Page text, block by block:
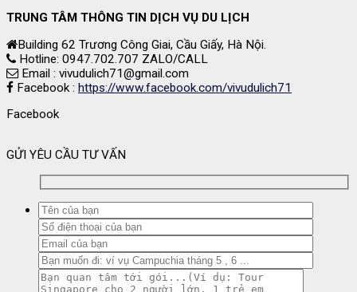
TRUNG TÂM THÔNG TIN DỊCH VỤ DU LỊCH
Building 62 Trương Công Giai, Cầu Giấy, Hà Nội.
Hotline: 0947.702.707 ZALO/CALL
Email : vivudulich71@gmail.com
Facebook : https://www.facebook.com/vivudulich71
Facebook
GỬI YÊU CẦU TƯ VẤN